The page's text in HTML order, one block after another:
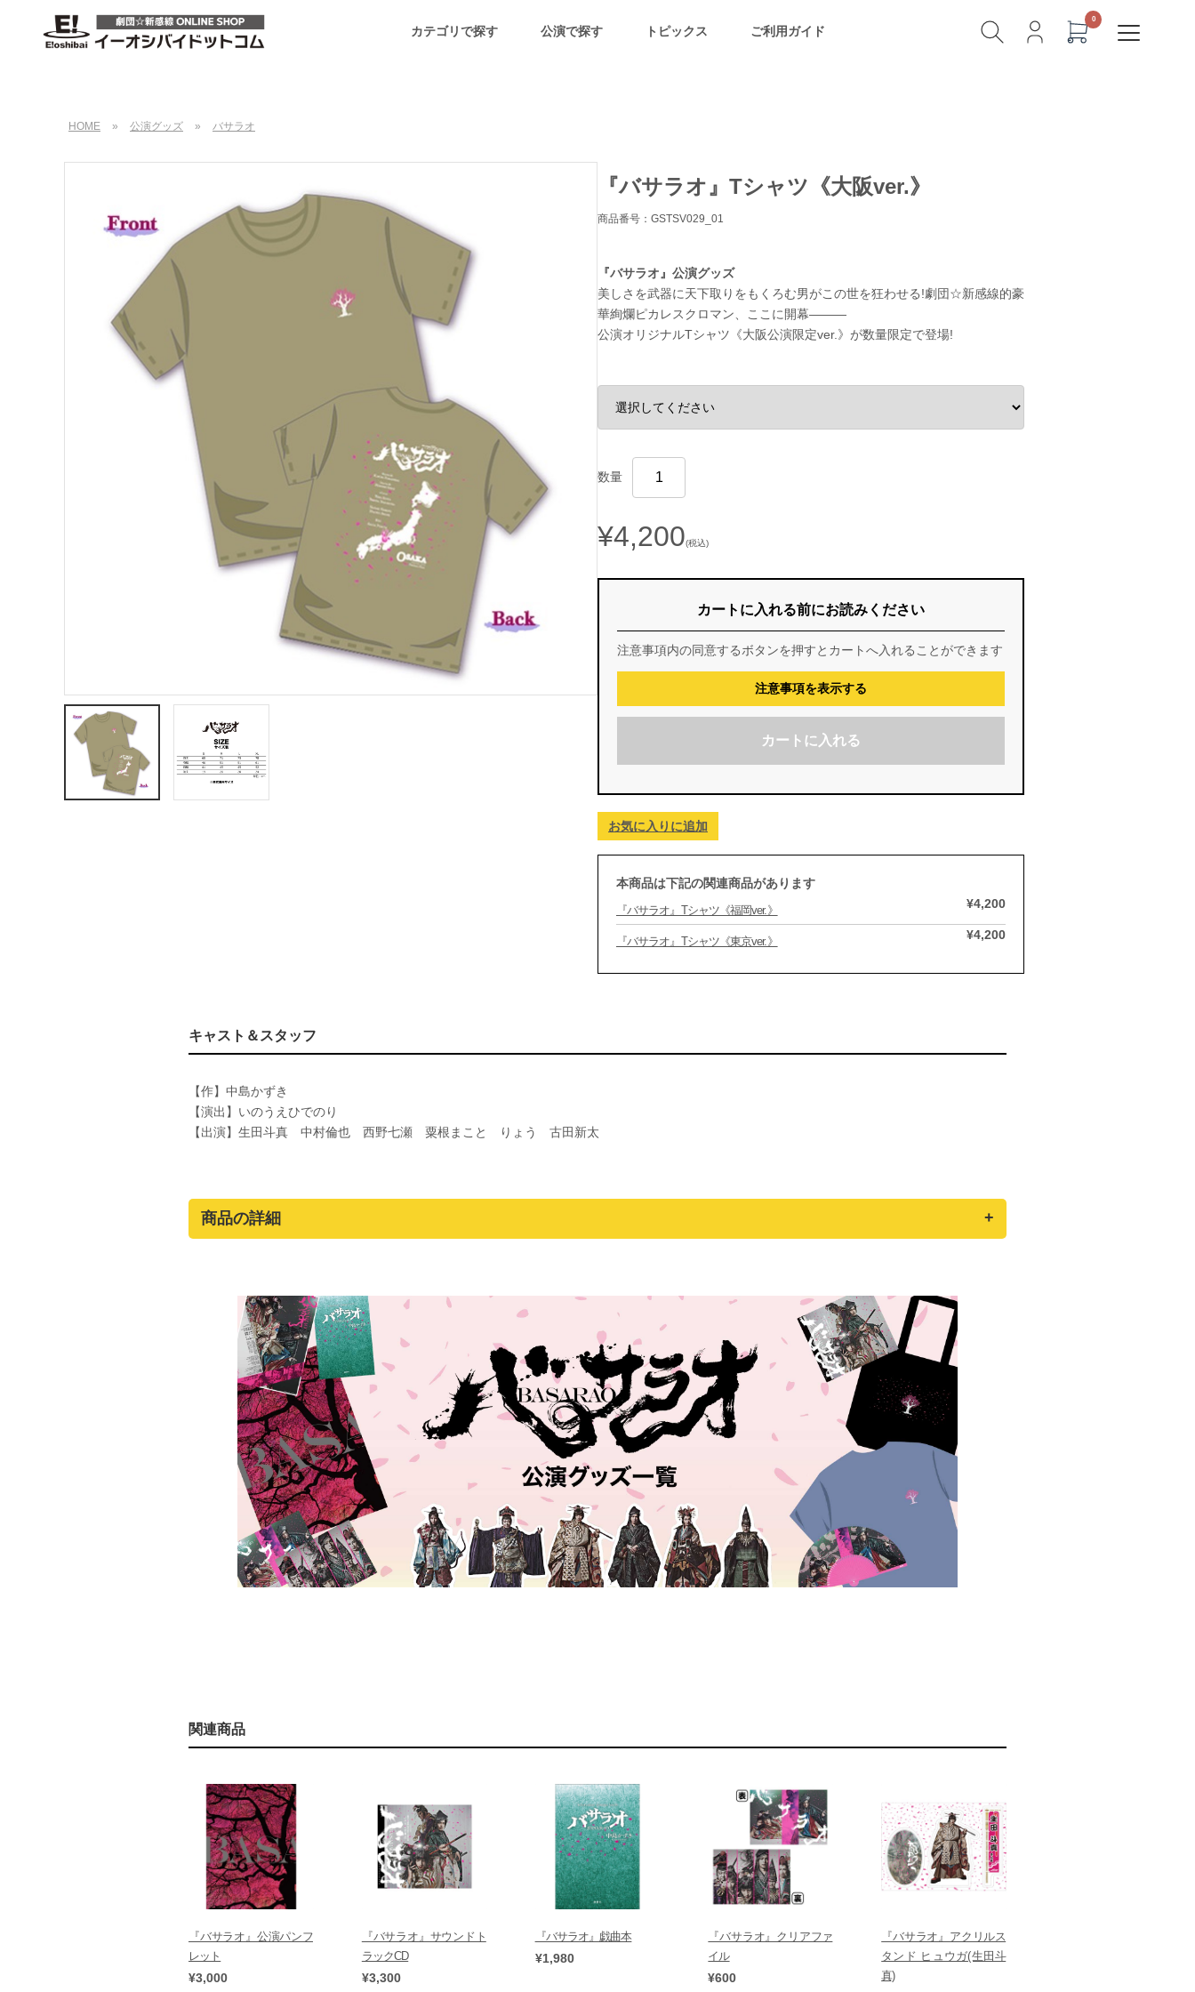
カテゴリで探す 公演で探す トピックス ご利用ガイド
HOME » 公演グッズ » バサラオ
『バサラオ』Tシャツ《大阪ver.》
商品番号：GSTSV029_01
『バサラオ』公演グッズ
美しさを武器に天下取りをもくろむ男がこの世を狂わせる!劇団☆新感線的豪
華絢爛ピカレスクロマン、ここに開幕―――
公演オリジナルTシャツ《大阪公演限定ver.》が数量限定で登場!
数量
¥4,200(税込)
カートに入れる前にお読みください
注意事項内の同意するボタンを押すとカートへ入れることができます
注意事項を表示する
カートに入れる
お気に入りに追加
本商品は下記の関連商品があります
『バサラオ』Tシャツ《福岡ver.》 ¥4,200
『バサラオ』Tシャツ《東京ver.》 ¥4,200
キャスト＆スタッフ
【作】中島かずき
【演出】いのうえひでのり
【出演】生田斗真 中村倫也 西野七瀬 粟根まこと りょう 古田新太
商品の詳細
関連商品
『バサラオ』公演パンフ
レット
¥3,000
『バサラオ』サウンドト
ラックCD
¥3,300
『バサラオ』戯曲本
¥1,980
『バサラオ』クリアファ
イル
¥600
『バサラオ』アクリルス
タンド ヒュウガ(生田斗
真)